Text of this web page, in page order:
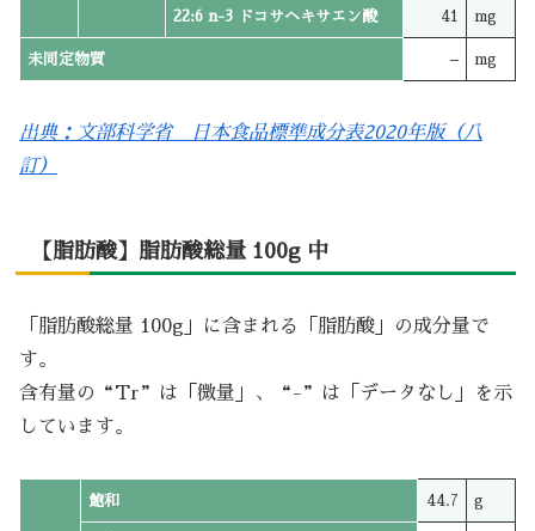
22:6 n-3 ドコサヘキサエン酸 41 mg
未同定物質 – mg
出典：文部科学省 日本食品標準成分表2020年版（八
訂）
【脂肪酸】脂肪酸総量 100g 中
「脂肪酸総量 100g」に含まれる「脂肪酸」の成分量で
す。
含有量の“Tr”は「微量」、“-”は「データなし」を示
しています。
飽和 44.7 g